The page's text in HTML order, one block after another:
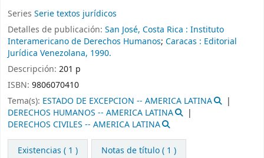
Series Serie textos jurídicos
Detalles de publicación: San José, Costa Rica : Instituto
Interamericano de Derechos Humanos; Caracas : Editorial
Jurídica Venezolana, 1990.
Descripción: 201 p
ISBN: 9806070410
Tema(s): ESTADO DE EXCEPCION -- AMERICA LATINA
DERECHOS HUMANOS -- AMERICA LATINA
DERECHOS CIVILES -- AMERICA LATINA
Existencias ( 1 )
Notas de título ( 1 )